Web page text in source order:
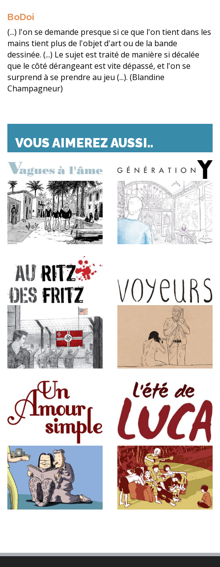
BoDoi
(...) l'on se demande presque si ce que l'on tient dans les
mains tient plus de l'objet d'art ou de la bande
dessinée. (...) Le sujet est traité de manière si décalée
que le côté dérangeant est vite dépassé, et l'on se
surprend à se prendre au jeu (...). (Blandine
Champagneur)
VOUS AIMEREZ AUSSI..